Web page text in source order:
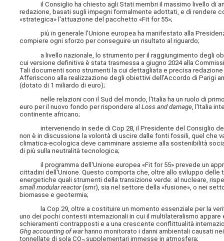
il Consiglio ha chiesto agli Stati membri il massimo livello di
redazione, basati sugli impegni formalmente adottati, e di rendere
«strategica» l'attuazione del pacchetto «Fit for 55»;
più in generale l'Unione europea ha manifestato alla
compiere ogni sforzo per conseguire un risultato al riguardo;
a livello nazionale, lo strumento per il raggiungimento degli
cui versione definitiva è stata trasmessa a giugno 2024 alla
Tali documenti sono strumenti la cui dettagliata e precisa
Afferiscono alla realizzazione degli obiettivi dell'Accordo di Parigi
(dotato di 1 miliardo di euro);
nelle relazioni con il Sud del mondo, l'Italia ha un ruolo di primo
euro per il nuovo fondo per rispondere alLoss and damage , l'Italia
continente africano;
intervenendo in sede di Cop 28, il Presidente del Consiglio dei
non è in discussione la volontà di uscire dalle fonti fossili, quel
climatica-ecologica deve camminare assieme alla sostenibilità
di più sulla neutralità tecnologica;
il programma dell'Unione europea «Fit for 55» prevede un
cittadini dell'Unione. Questo comporta che, oltre allo sviluppo
energetiche quali strumenti della transizione verde: al nucleare,
small modular reactor(smr), sia nel settore della «fusione», o nei
biomasse e geotermia;
la Cop 29, oltre a costituire un momento essenziale per la
uno dei pochi contesti internazionali in cui il multilateralismo
schieramenti contrapposti e a una crescente conflittualità
Ghg accounting of warhanno monitorato i danni ambientali causati
tonnellate di sola CO
supplementari immesse in atmosfera;